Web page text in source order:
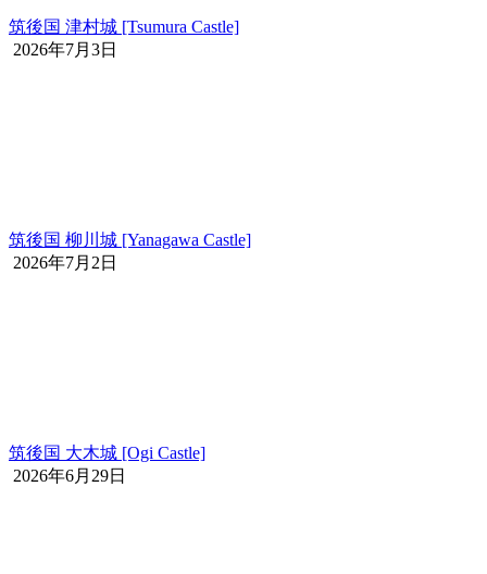
筑後国 津村城 [Tsumura Castle]
2026年7月3日
筑後国 柳川城 [Yanagawa Castle]
2026年7月2日
筑後国 大木城 [Ogi Castle]
2026年6月29日